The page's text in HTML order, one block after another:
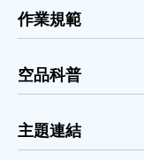
作業規範
空品科普
主題連結